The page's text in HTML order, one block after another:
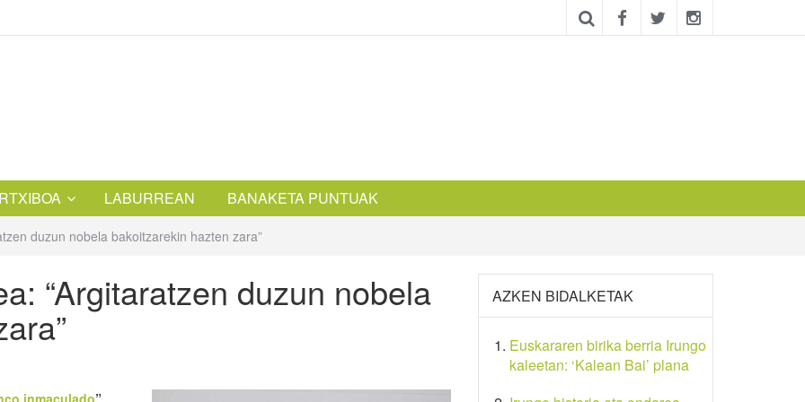
LABURREAN BANAKETA PUNTUAK
duzun nobela bakoitzarekin hazten zara”
“Argitaratzen duzun nobela
inmaculado”
AZKEN BIDALKETAK
Euskararen birika berria Irungo
kaleetan: ‘Kalean Bai’ plana